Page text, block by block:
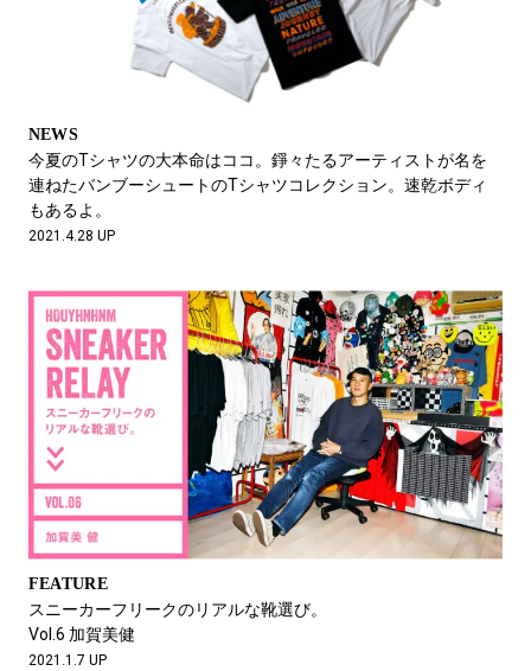
NEWS
今夏のTシャツの大本命はココ。錚々たるアーティストが名を
連ねたバンブーシュートのTシャツコレクション。速乾ボディ
もあるよ。
2021.4.28 UP
FEATURE
スニーカーフリークのリアルな靴選び。
Vol.6 加賀美健
2021.1.7 UP